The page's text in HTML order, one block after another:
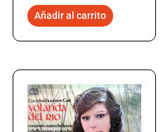
Añadir al carrito